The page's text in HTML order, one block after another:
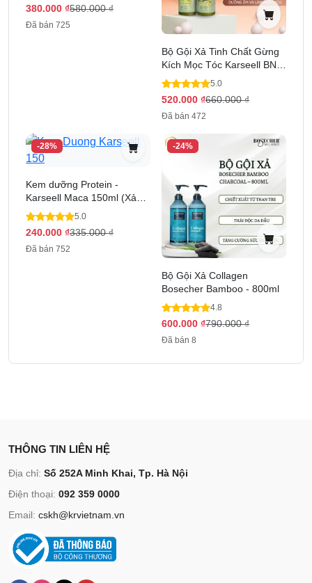
380.000 ₫580.000₫
Đã bán 725
Bộ Gội Xả Tinh Chất Gừng
Kích Mọc Tóc Karseell BNC
800ml
5.0
520.000 ₫660.000₫
Đã bán 472
-28%
Kem dưỡng Protein -
Karseell Maca 150ml (Xả
khô)
5.0
240.000 ₫335.000₫
Đã bán 752
-24%
Bộ Gội Xả Collagen
Bosecher Bamboo - 800ml
4.8
600.000 ₫790.000₫
Đã bán 8
THÔNG TIN LIÊN HỆ
Địa chỉ: Số 252A Minh Khai, Tp. Hà Nội
Điện thoại: 092 359 0000
Email: cskh@krvietnam.vn